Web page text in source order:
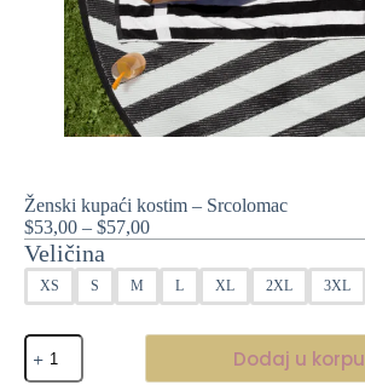
Ženski kupaći kostim – Srcolomac
$53,00 – $57,00Raspon
od
$53,00
$57,00
Veličina
XS S M L XL 2XL 3XL
Ženski
kupaći
Dodaj u korpu